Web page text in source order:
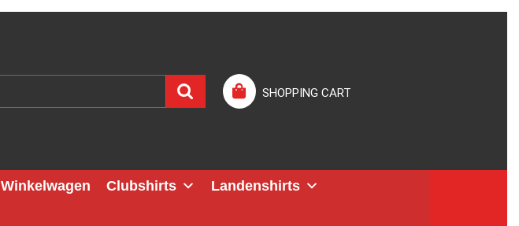
SHOPPING CART
Winkelwagen Clubshirts
Landenshirts